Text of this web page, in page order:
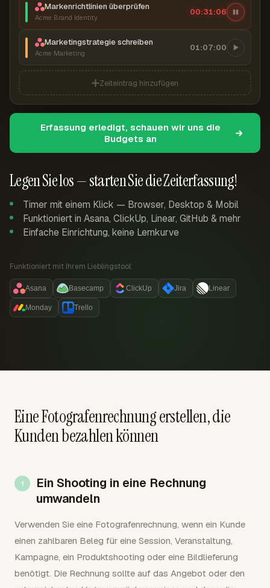
Legen Sie los — starten Sie die Zeiterfassung!
Timer mit einem Klick — Browser, Desktop & Mobil
Funktioniert in Asana, ClickUp, Linear, GitHub & mehr
Einfache Einrichtung, keine Lernkurve
Funktioniert mit Ihrem Lieblingstool:
Asana Basecamp ClickUp Jira Linear
Monday Trello
Markenrichtlinien überprüfen
Acme Brand Identity
00:31:07
Marketingstrategie schreiben
Acme Marketing
01:07:00
Zeiteintrag hinzufügen
Erfassung erledigt, schauen wir uns die
Budgets an
Eine Fotografenrechnung erstellen, die
Kunden bezahlen können
Ein Shooting in eine Rechnung
umwandeln
Verwenden Sie eine Fotografenrechnung, wenn ein Kunde
einen zahlbaren Beleg für eine Session, Veranstaltung,
Kampagne, ein Produktshooting oder eine Bildlieferung
benötigt. Die Rechnung sollte auf das Angebot oder den